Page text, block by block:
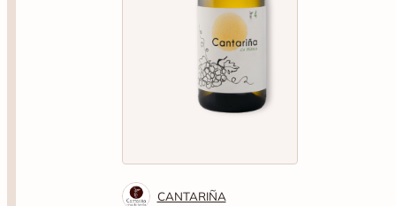
CANTARIÑA